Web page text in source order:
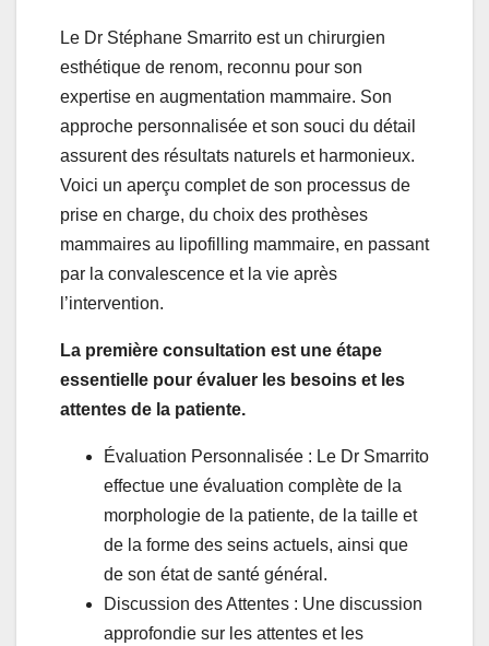
Le Dr Stéphane Smarrito est un chirurgien
esthétique de renom, reconnu pour son
expertise en augmentation mammaire. Son
approche personnalisée et son souci du détail
assurent des résultats naturels et harmonieux.
Voici un aperçu complet de son processus de
prise en charge, du choix des prothèses
mammaires au lipofilling mammaire, en passant
par la convalescence et la vie après
l’intervention.
La première consultation est une étape
essentielle pour évaluer les besoins et les
attentes de la patiente.
Évaluation Personnalisée : Le Dr Smarrito
effectue une évaluation complète de la
morphologie de la patiente, de la taille et
de la forme des seins actuels, ainsi que
de son état de santé général.
Discussion des Attentes : Une discussion
approfondie sur les attentes et les